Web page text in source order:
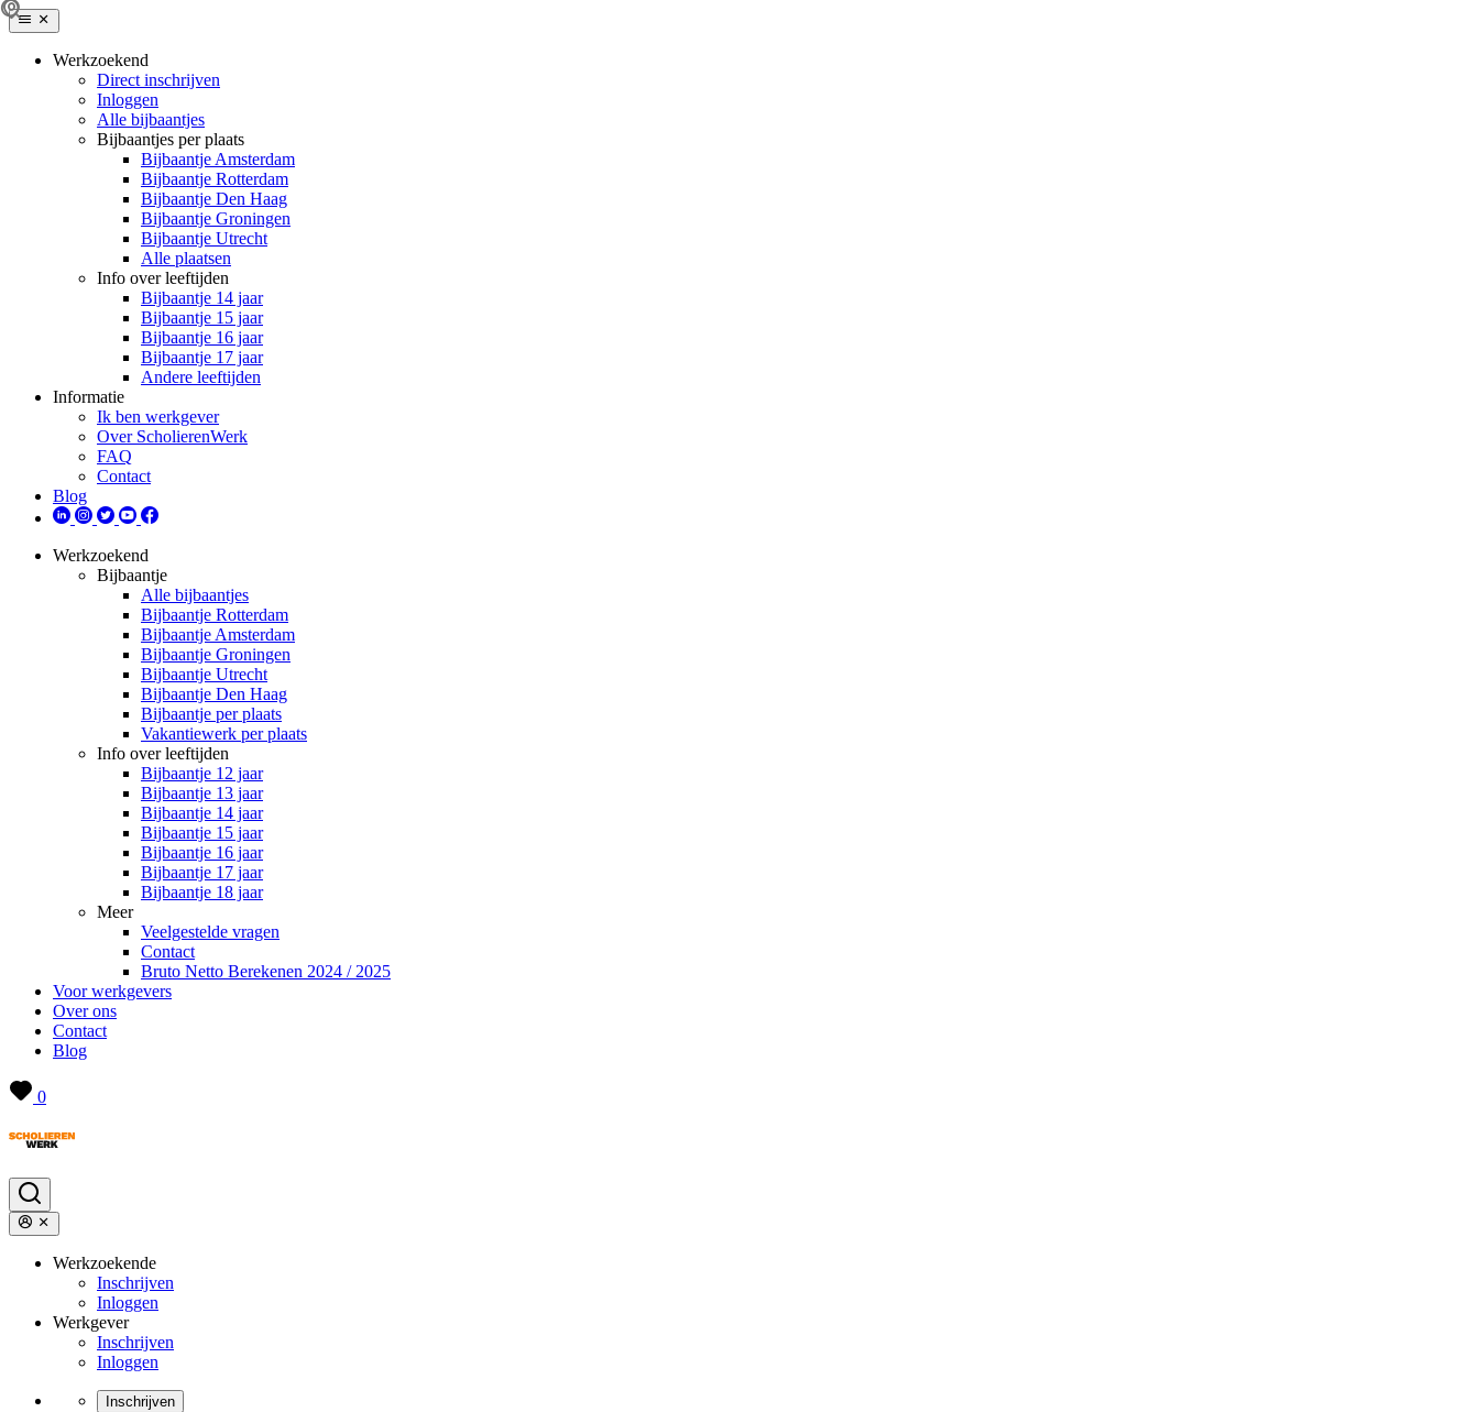
Werkzoekend
Direct inschrijven
Inloggen
Alle bijbaantjes
Bijbaantjes per plaats
Bijbaantje Amsterdam
Bijbaantje Rotterdam
Bijbaantje Den Haag
Bijbaantje Groningen
Bijbaantje Utrecht
Alle plaatsen
Info over leeftijden
Bijbaantje 14 jaar
Bijbaantje 15 jaar
Bijbaantje 16 jaar
Bijbaantje 17 jaar
Andere leeftijden
Informatie
Ik ben werkgever
Over ScholierenWerk
FAQ
Contact
Blog
Werkzoekend
Bijbaantje
Alle bijbaantjes
Bijbaantje Rotterdam
Bijbaantje Amsterdam
Bijbaantje Groningen
Bijbaantje Utrecht
Bijbaantje Den Haag
Bijbaantje per plaats
Vakantiewerk per plaats
Info over leeftijden
Bijbaantje 12 jaar
Bijbaantje 13 jaar
Bijbaantje 14 jaar
Bijbaantje 15 jaar
Bijbaantje 16 jaar
Bijbaantje 17 jaar
Bijbaantje 18 jaar
Meer
Veelgestelde vragen
Contact
Bruto Netto Berekenen 2024 / 2025
Voor werkgevers
Over ons
Contact
Blog
0
Werkzoekende
Inschrijven
Inloggen
Werkgever
Inschrijven
Inloggen
Inschrijven